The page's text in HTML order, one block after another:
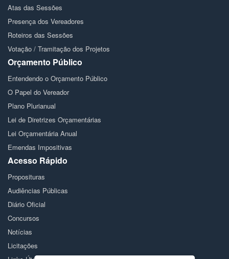
Atas das Sessões
Presença dos Vereadores
Roteiros das Sessões
Votação / Tramitação dos Projetos
Orçamento Público
Entendendo o Orçamento Público
O Papel do Vereador
Plano Plurianual
Lei de Diretrizes Orçamentárias
Lei Orçamentária Anual
Emendas Impositivas
Acesso Rápido
Proposituras
Audiências Públicas
Diário Oficial
Concursos
Notícias
Licitações